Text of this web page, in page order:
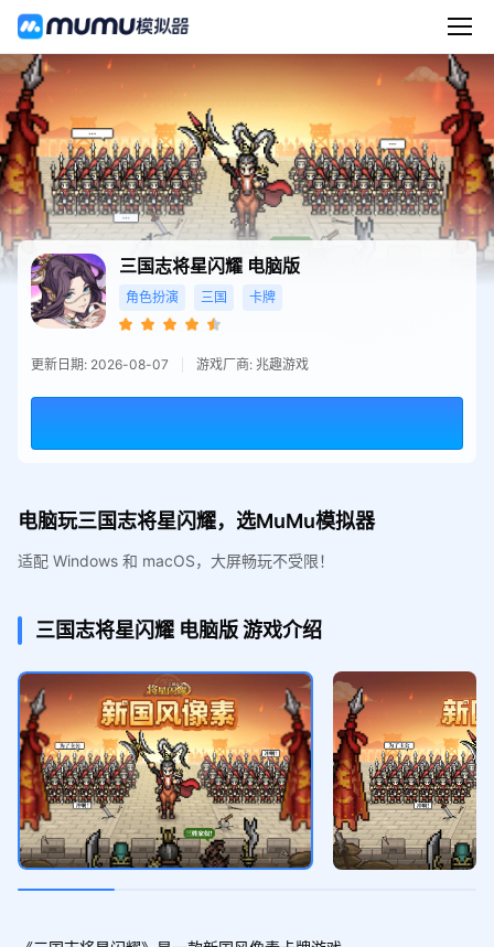
三国志将星闪耀 电脑版
角色扮演 三国 卡牌
更新日期: 2026-08-07 游戏厂商: 兆趣游戏
电脑玩三国志将星闪耀，选MuMu模拟器
适配 Windows 和 macOS，大屏畅玩不受限！
三国志将星闪耀 电脑版游戏介绍